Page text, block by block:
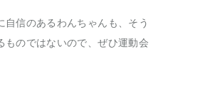
信のあるわんちゃんも、そう
ものではないので、ぜひ運動会